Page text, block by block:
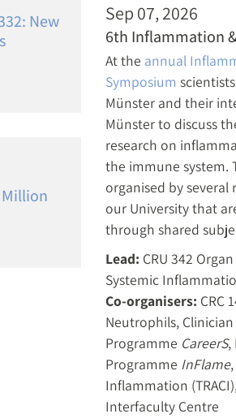
New
Million
Sep 07, 2026
6th Inflammation
At the annual
Symposium
Münster and their
Münster to discuss
research on
the immune system.
organised by several
our University that
through shared
Lead: CRU 342
Systemic
Co-organisers: CRC
Neutrophils,
Programme CareerS,
Programme InFlame
Inflammation
Interfaculty Centre